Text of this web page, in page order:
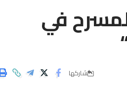
في
شاركها